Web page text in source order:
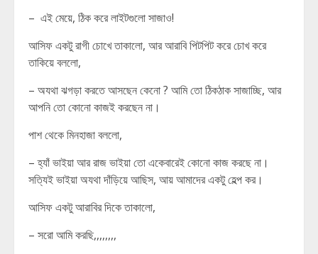
– এই মেয়ে, ঠিক করে লাইটগুলো সাজাও!
আসিফ একটু রাগী চোখে তাকালো, আর আরাবি পিটপিট করে চোখ করে
তাকিয়ে বললো,
– অযথা ঝগড়া করতে আসছেন কেনো ? আমি তো ঠিকঠাক সাজাচ্ছি, আর
আপনি তো কোনো কাজই করছেন না।
পাশ থেকে মিনহাজা বললো,
– হ্যাঁ ভাইয়া আর রাজ ভাইয়া তো একেবারেই কোনো কাজ করছে না।
সত্যিই ভাইয়া অযথা দাঁড়িয়ে আছিস, আয় আমাদের একটু হেল্প কর।
আসিফ একটু আরাবির দিকে তাকালো,
– সরো আমি করছি,,,,,,,,